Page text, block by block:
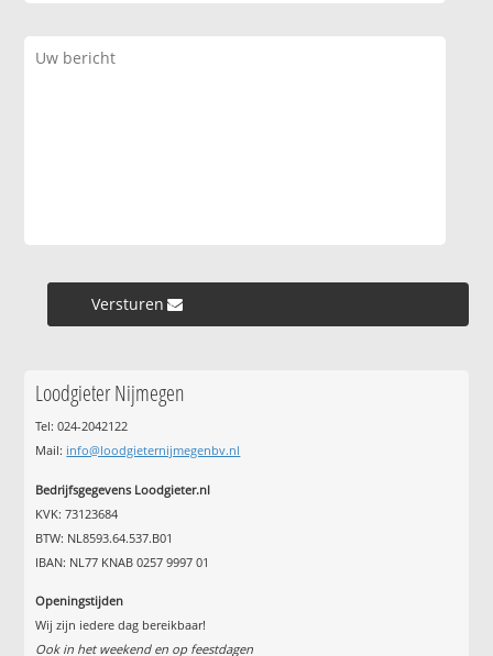
Versturen »
Loodgieter Nijmegen
Tel: 024-2042122
Mail: info@loodgieternijmegenbv.nl
Bedrijfsgegevens Loodgieter.nl
KVK: 73123684
BTW: NL8593.64.537.B01
IBAN: NL77 KNAB 0257 9997 01
Openingstijden
Wij zijn iedere dag bereikbaar!
Ook in het weekend en op feestdagen